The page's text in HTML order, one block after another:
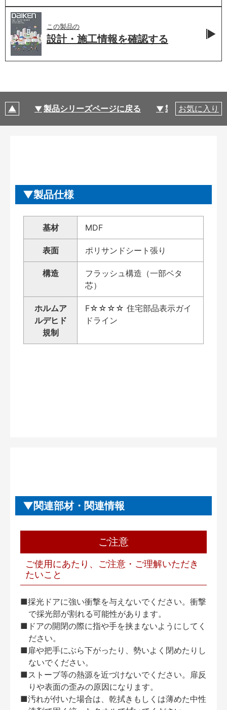
この製品の
設計・施工情報を確認する
製品シリーズページに戻る 製品仕様
お気に入り
製品仕様
基材 MDF
表面 ポリサンドシート張り
構造
フラッシュ構造（一部ベタ
芯）
ホルムア
ルデヒド
規制
F☆☆☆☆ 住宅部品表示ガイ
ドライン
関連部材・関連情報
ご注意
ご使用にあたり、ご注意・ご理解いただき
たいこと
■採光ドアに強い衝撃を与えないでください。衝撃
で採光部が割れる可能性があります。
■ドアの開閉の際に指や手を挟まないようにしてく
ださい。
■扉や把手にぶら下がったり、勢いよく閉めたりし
ないでください。
■ストーブ等の熱源を近づけないでください。扉反
りや表面の歪みの原因になります。
■汚れが付いた場合は、乾拭きもしくは薄めた中性